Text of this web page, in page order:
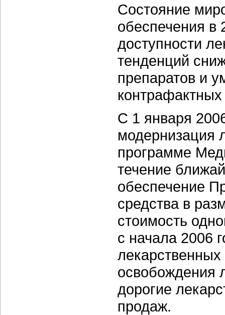
Состояние
обеспечения в
доступности
тенденций
препаратов и
С 1 января
модернизация
программе
течение
обеспечение
средства в
стоимость
c начала 2006
освобождения
дорогие
продаж.